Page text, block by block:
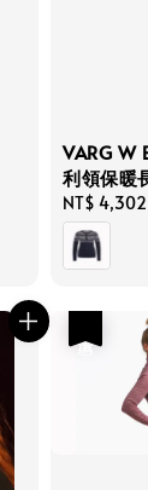
VARG W
利領保暖
Sale
price
NT$ 4,302